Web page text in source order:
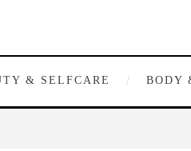
& SELFCARE BODY